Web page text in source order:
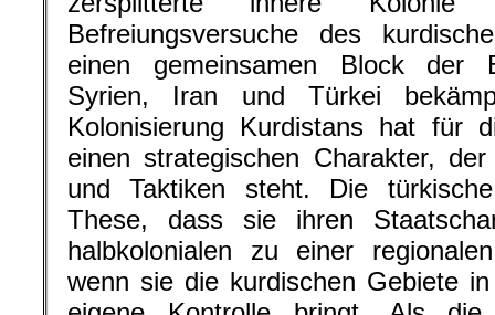
Befreiungsversuche des
einen gemeinsamen Block der
Syrien, Iran und Türkei
Kolonisierung Kurdistans hat für
einen strategischen Charakter,
und Taktiken steht. Die
These, dass sie ihren
halbkolonialen zu einer
wenn sie die kurdischen Gebiete